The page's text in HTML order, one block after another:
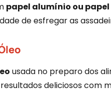
papel alumínio ou
de esfregar as
usada no preparo dos
deliciosos com